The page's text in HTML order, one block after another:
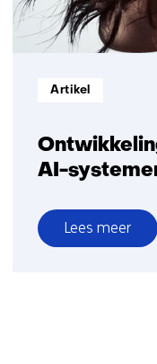
AI-
Informatietype:
Artikel
Lees meer
over